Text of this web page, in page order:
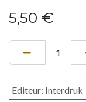
5,50 €
Editeur: Interdruk